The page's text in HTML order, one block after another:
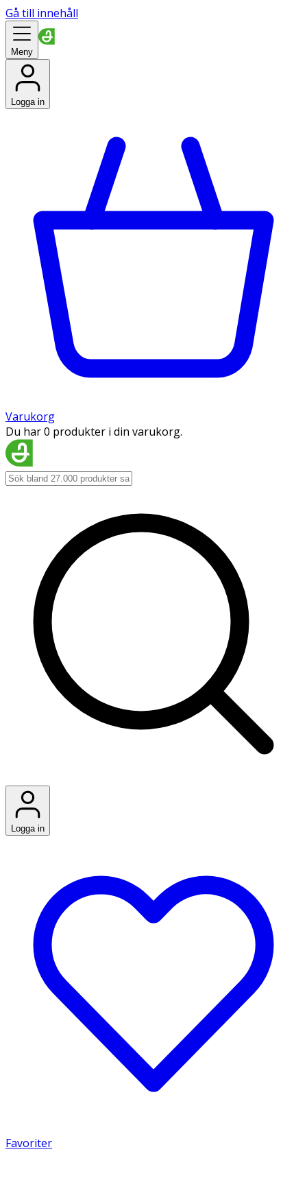
Gå till innehåll
Meny
Logga in
Varukorg
Du har 0 produkter i din varukorg.
Logga in
Favoriter